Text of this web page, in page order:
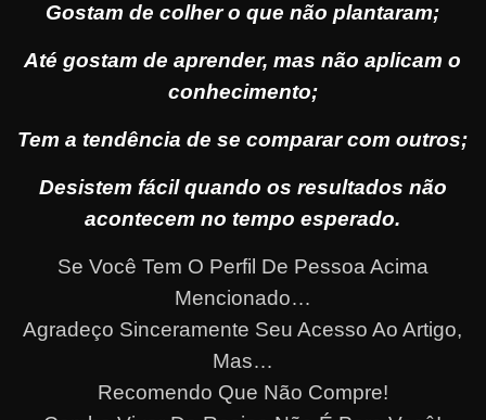
Gostam de colher o que não plantaram;
Até gostam de aprender, mas não aplicam o
conhecimento;
Tem a tendência de se comparar com outros;
Desistem fácil quando os resultados não
acontecem no tempo esperado.
Se Você Tem O Perfil De Pessoa Acima
Mencionado…
Agradeço Sinceramente Seu Acesso Ao Artigo,
Mas…
Recomendo Que Não Compre!